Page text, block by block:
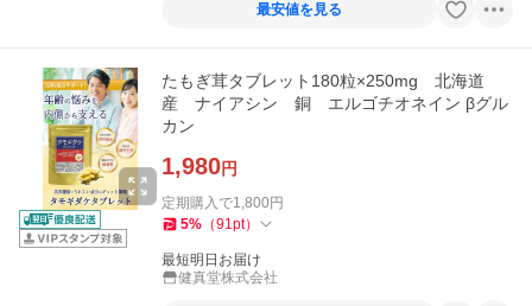
最安値を見る
たもぎ茸タブレット180粒×250mg 北海道
産 ナイアシン 銅 エルゴチオネイン βグル
カン
1,980円
定期購入で1,800 円
5% （91pt）
最短明日お届け
健真堂株式会社